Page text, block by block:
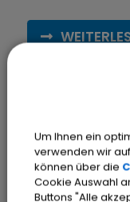
Um Ihnen ein
verwenden wir
können über die
Cookie Auswahl
Buttons "Alle